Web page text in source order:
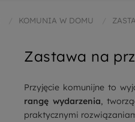
KOMUNIA W DOMU
Zastawa na
Przyjęcie komunijne to
rangę wydarzenia,
praktycznymi